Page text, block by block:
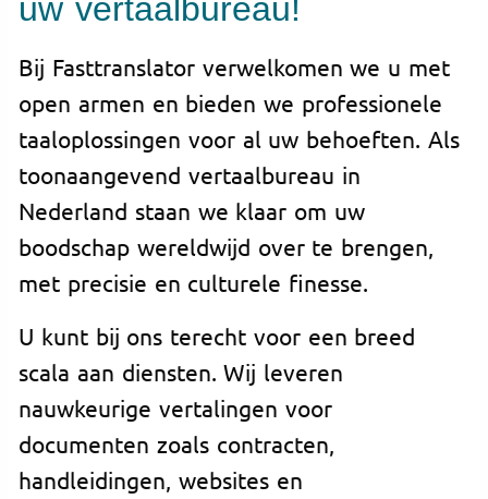
uw vertaalbureau!
Bij Fasttranslator verwelkomen we u met
open armen en bieden we professionele
taaloplossingen voor al uw behoeften. Als
toonaangevend vertaalbureau in
Nederland staan we klaar om uw
boodschap wereldwijd over te brengen,
met precisie en culturele finesse.
U kunt bij ons terecht voor een breed
scala aan diensten. Wij leveren
nauwkeurige vertalingen voor
documenten zoals contracten,
handleidingen, websites en